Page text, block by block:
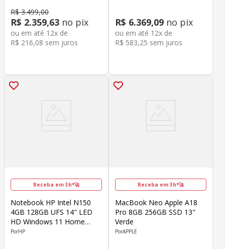
R$ 3.499,00
R$ 2.359,63 no pix
ou em até 12x de
R$ 216,08 sem juros
R$ 6.369,09 no pix
ou em até 12x de
R$ 583,25 sem juros
Receba em 3h*🚀
Notebook HP Intel N150
4GB 128GB UFS 14" LED
HD Windows 11 Home
Rosa
HP
Receba em 3h*🚀
MacBook Neo Apple A18
Pro 8GB 256GB SSD 13"
Verde
APPLE